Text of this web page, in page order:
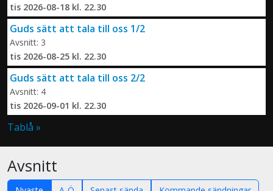
tis 2026-08-18 kl. 22.30
Guds sätt att tala till oss 1/2
Avsnitt: 3
tis 2026-08-25 kl. 22.30
Guds sätt att tala till oss 2/2
Avsnitt: 4
tis 2026-09-01 kl. 22.30
Tablå »
Avsnitt